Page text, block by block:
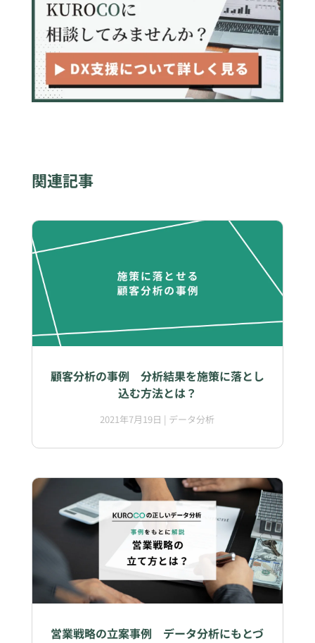
まとめ
関連記事
顧客分析の事例 分析結果を施策に落とし
込む方法とは？
2021年7月19日 | データ分析
営業戦略の立案事例 データ分析にもとづ